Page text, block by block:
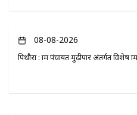
08-08-2026
पिथौरा : ग्राम पंचायत मुढ़ीपार अंतर्गत